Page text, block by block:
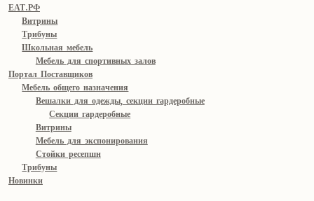
ЕАТ.РФ
Витрины
Трибуны
Школьная мебель
Мебель для спортивных залов
Портал Поставщиков
Мебель общего назначения
Вешалки для одежды, секции гардеробные
Секции гардеробные
Витрины
Мебель для экспонирования
Стойки ресепшн
Трибуны
Новинки